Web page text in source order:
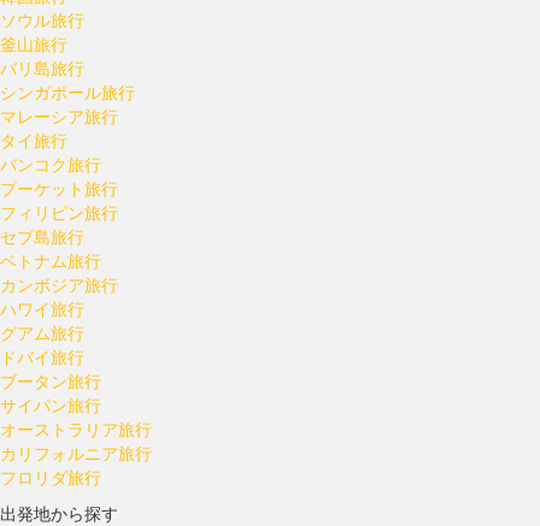
ソウル旅行
釜山旅行
バリ島旅行
シンガポール旅行
マレーシア旅行
タイ旅行
バンコク旅行
プーケット旅行
フィリピン旅行
セブ島旅行
ベトナム旅行
カンボジア旅行
ハワイ旅行
グアム旅行
ドバイ旅行
ブータン旅行
サイパン旅行
オーストラリア旅行
カリフォルニア旅行
フロリダ旅行
出発地から探す